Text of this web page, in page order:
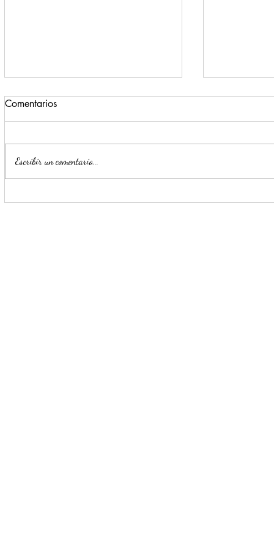
Realiza Dirección de
Invita
Comentarios
Escribir un comentario...